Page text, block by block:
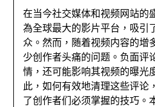
在当今社交媒体和视频网站的
為全球最大的影片平台， 吸引
众 。然而， 随着视频内容的增
少创作者头痛的问题 。 负面评
情 ，还可能影响其视频的曝光
此，如何有效地清理这些评论
了创作者们必须掌握的技巧 。